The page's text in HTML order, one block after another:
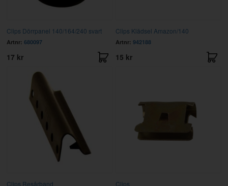
Clips Dörrpanel 140/164/240 svart
Artnr: 680097
17 kr
Clips Klädsel Amazon/140
Artnr: 942188
15 kr
Clips Resårband Clips